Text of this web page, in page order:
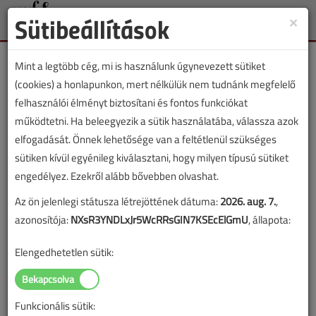
Toggle
Lapszám:
TARTALOM
Fűtéstechnika
Kéménycsere a csok
segítségével
2019/9. lapszám
×
Sütibeállítások
Mint a legtöbb cég, mi is használunk úgynevezett sütiket
(cookies) a honlapunkon, mert nélkülük nem tudnánk megfelelő
felhasználói élményt biztosítani és fontos funkciókat
működtetni. Ha beleegyezik a sütik használatába, válassza azok
elfogadását. Önnek lehetősége van a feltétlenül szükséges
sütiken kívül egyénileg kiválasztani, hogy milyen típusú sütiket
engedélyez. Ezekről alább bővebben olvashat.
Az ön jelenlegi státusza létrejöttének dátuma:2026. aug. 7.,
azonosítója:NXsR3YNDLxJr5WcRRsGIN7KSEcElGmU, állapota:
Elengedhetetlen sütik:
Funkcionális sütik: